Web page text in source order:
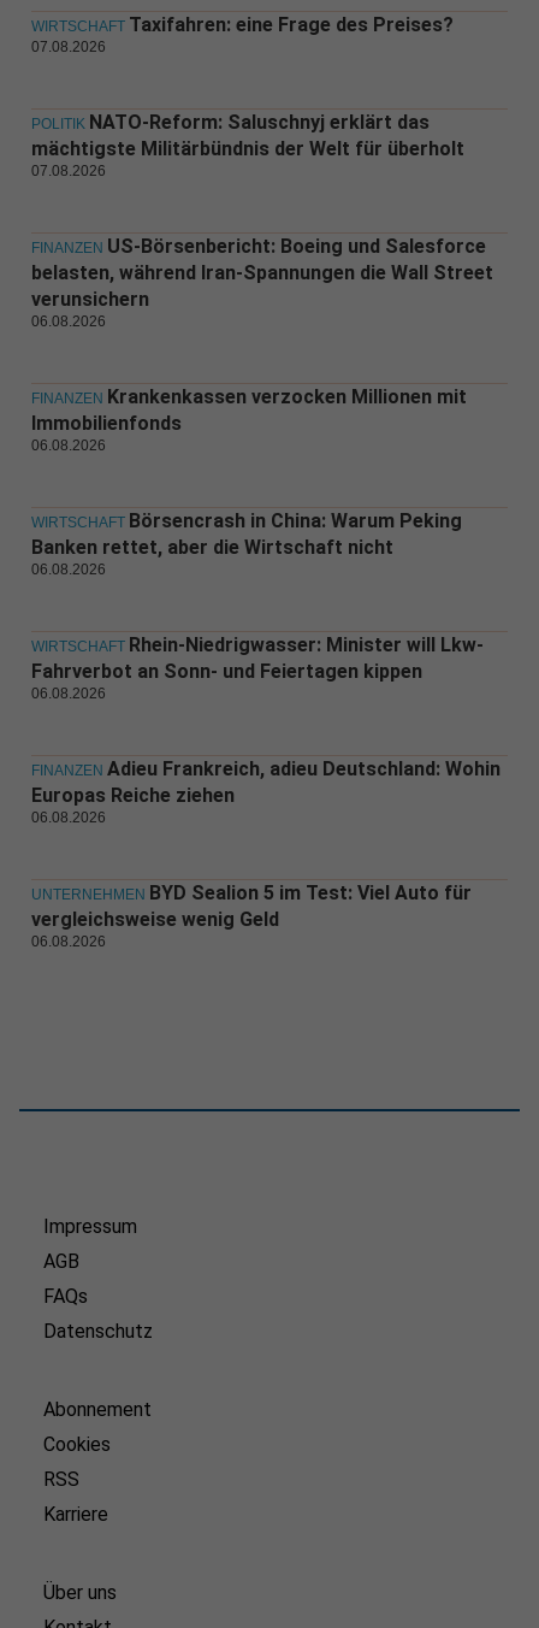
WIRTSCHAFT Taxifahren: eine Frage des Preises?
07.08.2026
POLITIK NATO-Reform: Saluschnyj erklärt das
mächtigste Militärbündnis der Welt für überholt
07.08.2026
FINANZEN US-Börsenbericht: Boeing und Salesforce
belasten, während Iran-Spannungen die Wall Street
verunsichern
06.08.2026
FINANZEN Krankenkassen verzocken Millionen mit
Immobilienfonds
06.08.2026
WIRTSCHAFT Börsencrash in China: Warum Peking
Banken rettet, aber die Wirtschaft nicht
06.08.2026
WIRTSCHAFT Rhein-Niedrigwasser: Minister will Lkw-
Fahrverbot an Sonn- und Feiertagen kippen
06.08.2026
FINANZEN Adieu Frankreich, adieu Deutschland: Wohin
Europas Reiche ziehen
06.08.2026
UNTERNEHMEN BYD Sealion 5 im Test: Viel Auto für
vergleichsweise wenig Geld
06.08.2026
Impressum
AGB
FAQs
Datenschutz
Abonnement
Cookies
RSS
Karriere
Über uns